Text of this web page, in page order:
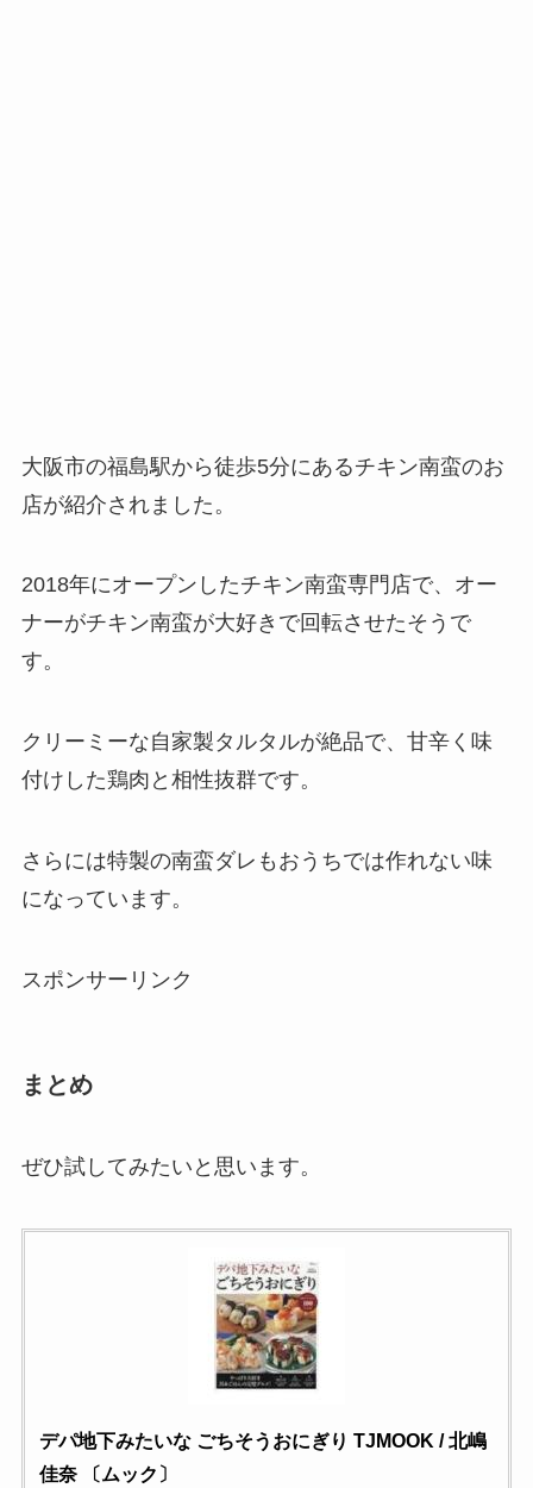
大阪市の福島駅から徒歩5分にあるチキン南蛮のお
店が紹介されました。
2018年にオープンしたチキン南蛮専門店で、オー
ナーがチキン南蛮が大好きで回転させたそうで
す。
クリーミーな自家製タルタルが絶品で、甘辛く味
付けした鶏肉と相性抜群です。
さらには特製の南蛮ダレもおうちでは作れない味
になっています。
スポンサーリンク
まとめ
ぜひ試してみたいと思います。
デパ地下みたいな ごちそうおにぎり TJMOOK / 北嶋
佳奈 〔ムック〕